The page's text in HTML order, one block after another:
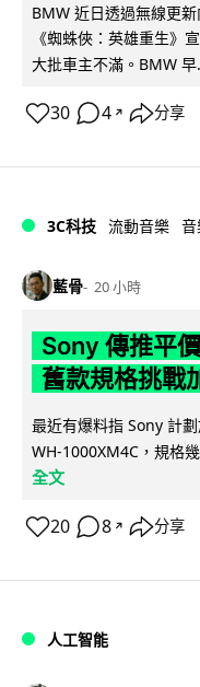
BMW 近日透過無線更
《蜘蛛俠：英雄重生》
大批車主不滿。BMW 早
30 4 ↗ 分享
3C科技 流動音樂
藍骨 20 小時
Sony 傳推平
舊款規格挑戰
最近有爆料指 Sony 計
WH-1000XM4C，規格
全文
20 8 ↗ 分享
人工智能